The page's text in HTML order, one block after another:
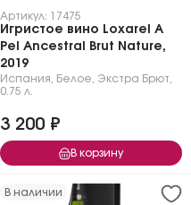
Артикул: 17475
Игристое вино Loxarel A
Pel Ancestral Brut Nature,
2019
Испания Белое Экстра Брют
0.75 л.
3 200 ₽
В корзину
В наличии